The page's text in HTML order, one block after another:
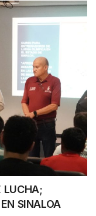
LUCHA;
SINALOA